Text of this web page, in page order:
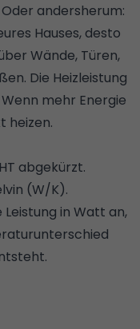
andersherum:
Hauses, desto
Wände, Türen,
Die Heizleistung
mehr Energie
heizen.
abgekürzt.
(W/K).
in Watt an,